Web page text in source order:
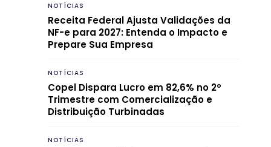
NOTÍCIAS
Receita Federal Ajusta Validações da
NF-e para 2027: Entenda o Impacto e
Prepare Sua Empresa
NOTÍCIAS
Copel Dispara Lucro em 82,6% no 2º
Trimestre com Comercialização e
Distribuição Turbinadas
NOTÍCIAS